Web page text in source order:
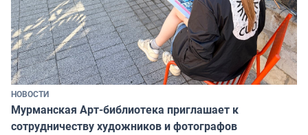
НОВОСТИ
Мурманская Арт-библиотека приглашает к
сотрудничеству художников и фотографов